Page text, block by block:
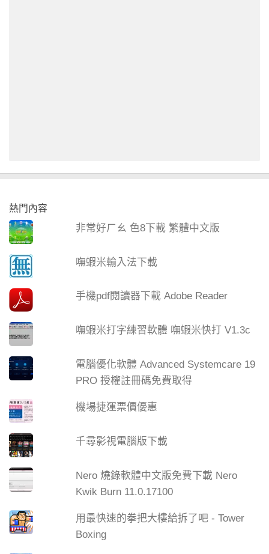
熱門內容
非常好ㄏㄠ 色8下載 繁體中文版
嘸蝦米輸入法下載
手機pdf閱讀器下載 Adobe Reader
嘸蝦米打字練習軟體 嘸蝦米快打 V1.3c
電腦優化軟體 Advanced Systemcare 19
PRO 授權註冊碼免費取得
機場捷運票價優惠
千尋影視電腦版下載
Nero 燒錄軟體中文版免費下載 Nero
Kwik Burn 11.0.17100
用最快速的拳把大樓給拆了吧 - Tower
Boxing